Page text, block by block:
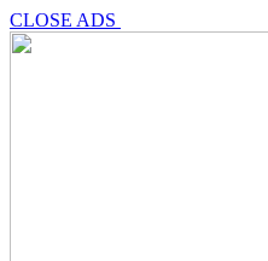
CLOSE ADS